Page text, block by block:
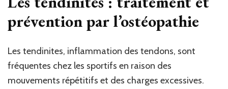
prévention par l’ostéopathie
Les tendinites, inflammation des tendons, sont
fréquentes chez les sportifs en raison des
mouvements répétitifs et des charges excessives.